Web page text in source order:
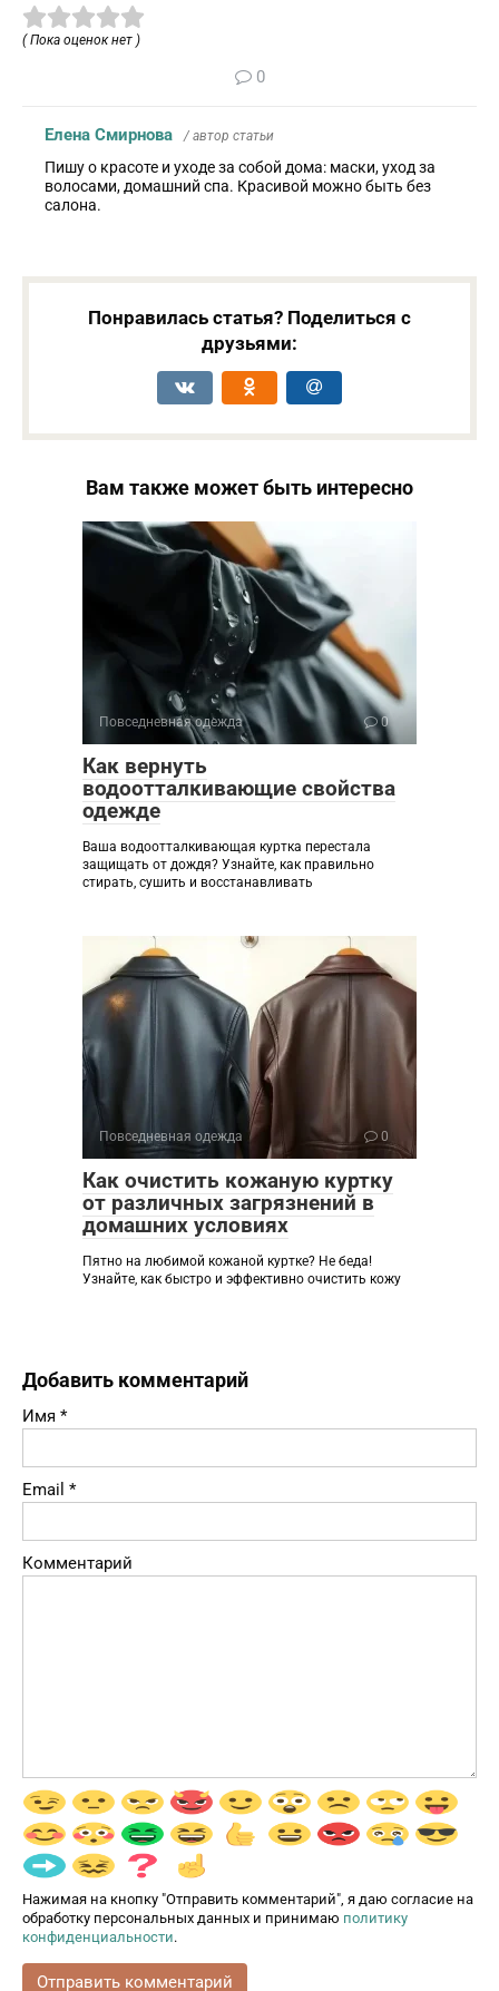
( Пока оценок нет )
0
Елена Смирнова / автор статьи
Пишу о красоте и уходе за собой дома: маски, уход за
волосами, домашний спа. Красивой можно быть без
салона.
Понравилась статья? Поделиться с
друзьями:
Вам также может быть интересно
Повседневная одежда 0
Как вернуть
водоотталкивающие свойства
одежде
Ваша водоотталкивающая куртка перестала
защищать от дождя? Узнайте, как правильно
стирать, сушить и восстанавливать
Повседневная одежда 0
Как очистить кожаную куртку
от различных загрязнений в
домашних условиях
Пятно на любимой кожаной куртке? Не беда!
Узнайте, как быстро и эффективно очистить кожу
Добавить комментарий
Имя *
Email *
Комментарий
Нажимая на кнопку "Отправить комментарий", я даю согласие на
обработку персональных данных и принимаю политику
конфиденциальности.